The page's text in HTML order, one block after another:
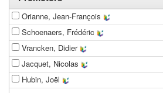
Orianne, Jean-François
Schoenaers, Frédéric
Vrancken, Didier
Jacquet, Nicolas
Hubin, Joël